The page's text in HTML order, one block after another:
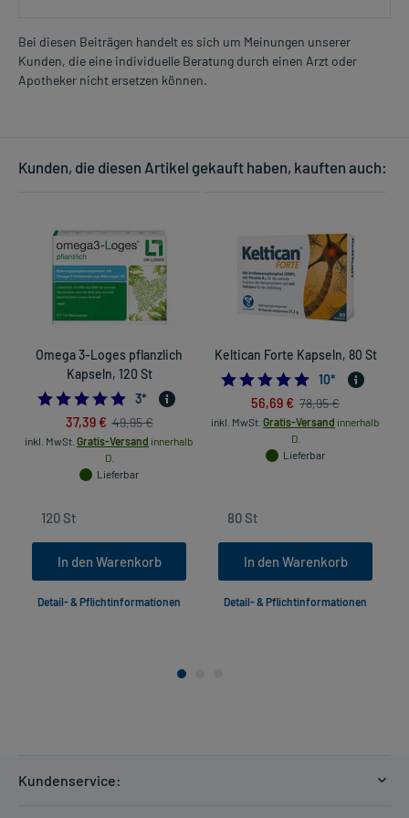
Bei diesen Beiträgen handelt es sich um Meinungen unserer
Kunden, die eine individuelle Beratung durch einen Arzt oder
Apotheker nicht ersetzen können.
Kunden, die diesen Artikel gekauft haben, kauften auch:
Omega 3-Loges pflanzlich
Kapseln, 120 St
5.0
3*
37,39 € 49,95 €
inkl. MwSt. Gratis-Versand innerhalb
D.
Lieferbar
In den Warenkorb
Detail- & Pflichtinformationen
Keltican Forte Kapseln, 80 St
4.9
10*
56,69 € 78,95 €
inkl. MwSt. Gratis-Versand innerhalb
D.
Lieferbar
In den Warenkorb
Detail- & Pflichtinformationen
Kundenservice: